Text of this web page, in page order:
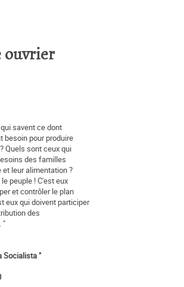
ouvrier
savent ce dont
besoin pour produire
Quels sont ceux qui
des familles
et leur alimentation ?
peuple ! C'est eux
et contrôler le plan
eux qui doivent participer
des
"
Socialista "